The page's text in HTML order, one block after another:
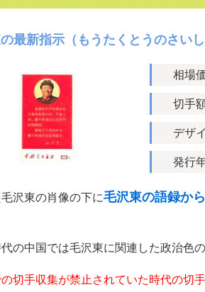
最新指示（もうたくとうのさいし
相場
切手
デザ
発行
沢東の肖像の下に毛沢東の語録か
の中国では毛沢東に関連した政治色
切手収集が禁止されていた時代の切手